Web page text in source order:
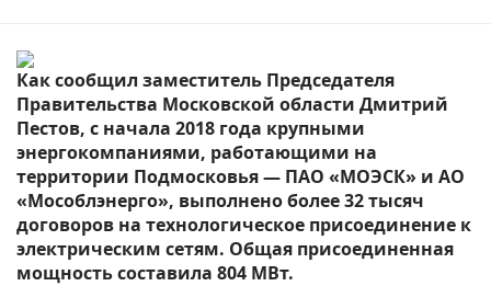
Как сообщил заместитель Председателя
Правительства Московской области Дмитрий
Пестов, с начала 2018 года крупными
энергокомпаниями, работающими на
территории Подмосковья — ПАО «МОЭСК» и АО
«Мособлэнерго», выполнено более 32 тысяч
договоров на технологическое присоединение к
электрическим сетям. Общая присоединенная
мощность составила 804 МВт.